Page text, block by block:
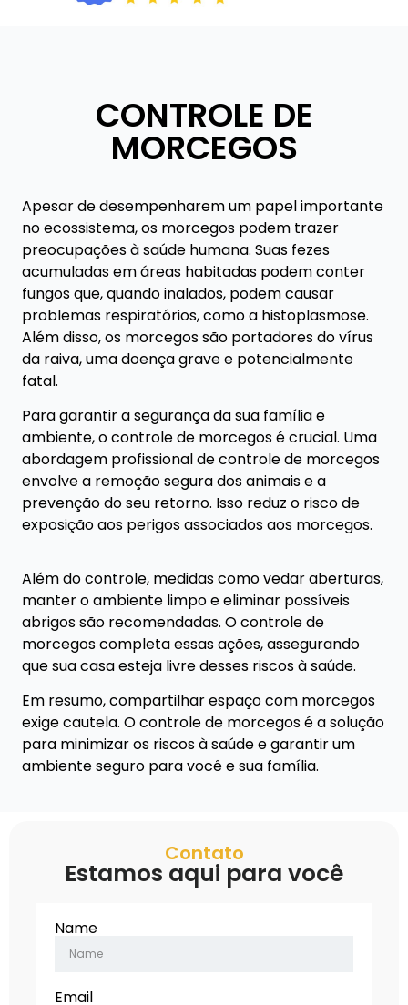
CONTROLE DE
MORCEGOS
Apesar de desempenharem um papel importante
no ecossistema, os morcegos podem trazer
preocupações à saúde humana. Suas fezes
acumuladas em áreas habitadas podem conter
fungos que, quando inalados, podem causar
problemas respiratórios, como a histoplasmose.
Além disso, os morcegos são portadores do vírus
da raiva, uma doença grave e potencialmente
fatal.
Para garantir a segurança da sua família e
ambiente, o controle de morcegos é crucial. Uma
abordagem profissional de controle de morcegos
envolve a remoção segura dos animais e a
prevenção do seu retorno. Isso reduz o risco de
exposição aos perigos associados aos morcegos.
Além do controle, medidas como vedar aberturas,
manter o ambiente limpo e eliminar possíveis
abrigos são recomendadas. O controle de
morcegos completa essas ações, assegurando
que sua casa esteja livre desses riscos à saúde.
Em resumo, compartilhar espaço com morcegos
exige cautela. O controle de morcegos é a solução
para minimizar os riscos à saúde e garantir um
ambiente seguro para você e sua família.
Contato
Estamos aqui para você
Name
Email